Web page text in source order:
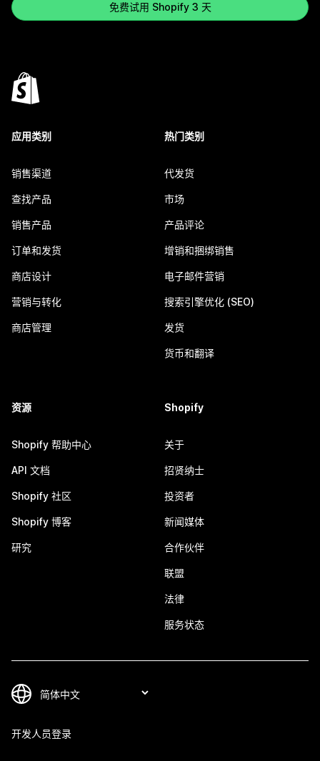
免费试用 Shopify 3 天
应用类别
销售渠道
查找产品
销售产品
订单和发货
商店设计
营销与转化
商店管理
热门类别
代发货
市场
产品评论
增销和捆绑销售
电子邮件营销
搜索引擎优化 (SEO)
发货
货币和翻译
资源
Shopify 帮助中心
API 文档
Shopify 社区
Shopify 博客
研究
Shopify
关于
招贤纳士
投资者
新闻媒体
合作伙伴
联盟
法律
服务状态
开发人员登录